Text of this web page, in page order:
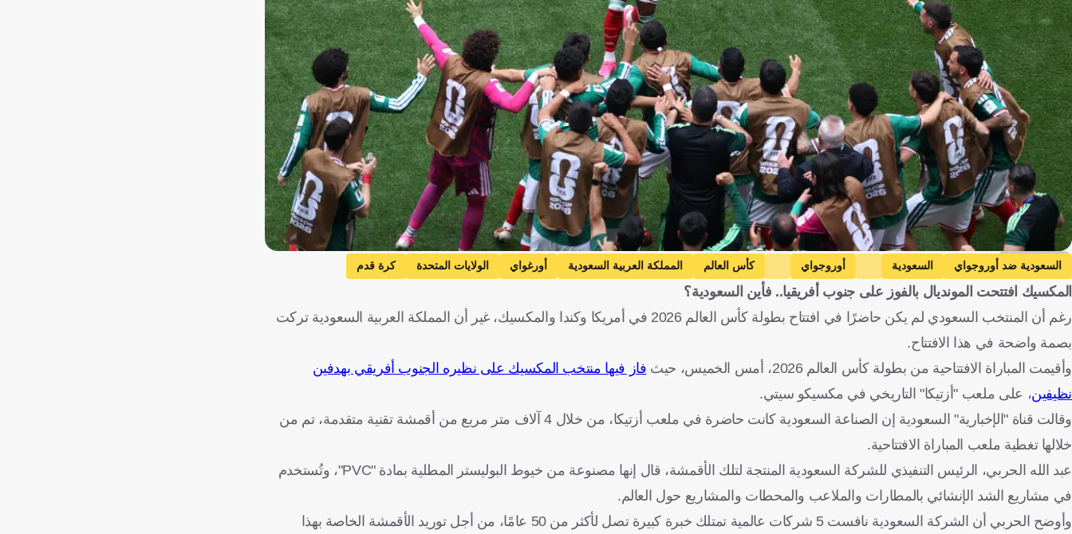
Getty Images
السعودية ضد أوروجواي السعودية أوروجواي كأس العالم المملكة العربية السعودية أورغواي الولايات المتحدة كرة قدم
المكسيك افتتحت المونديال بالفوز على جنوب أفريقيا.. فأين السعودية؟
رغم أن المنتخب السعودي لم يكن حاضرًا في افتتاح بطولة كأس العالم 2026 في أمريكا وكندا والمكسيك، غير أن المملكة العربية السعودية تركت
بصمة واضحة في هذا الافتتاح.
وأقيمت المباراة الافتتاحية من بطولة كأس العالم 2026، أمس الخميس، حيث
فاز فيها منتخب المكسيك على نظيره الجنوب أفريقي بهدفين
نظيفين، على ملعب "أزتيكا" التاريخي في مكسيكو سيتي.
وقالت قناة "الإخبارية" السعودية إن الصناعة السعودية كانت حاضرة في ملعب أزتيكا، من خلال 4 آلاف متر مربع من أقمشة تقنية متقدمة، تم من
خلالها تغطية ملعب المباراة الافتتاحية.
عبد الله الحربي، الرئيس التنفيذي للشركة السعودية المنتجة لتلك الأقمشة، قال إنها مصنوعة من خيوط البوليستر المطلية بمادة "PVC"، وتُستخدم
في مشاريع الشد الإنشائي بالمطارات والملاعب والمحطات والمشاريع حول العالم.
وأوضح الحربي أن الشركة السعودية نافست 5 شركات عالمية تمتلك خبرة كبيرة تصل لأكثر من 50 عامًا، من أجل توريد الأقمشة الخاصة بهذا